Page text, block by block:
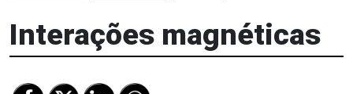
Interações magnéticas